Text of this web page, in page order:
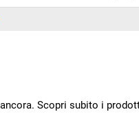
Scopri subito i